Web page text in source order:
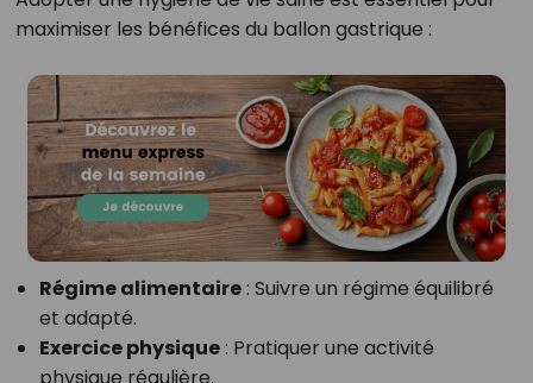
maximiser les bénéfices du ballon gastrique :
Régime alimentaire: Suivre un régime équilibré
et adapté.
Exercice physique: Pratiquer une activité